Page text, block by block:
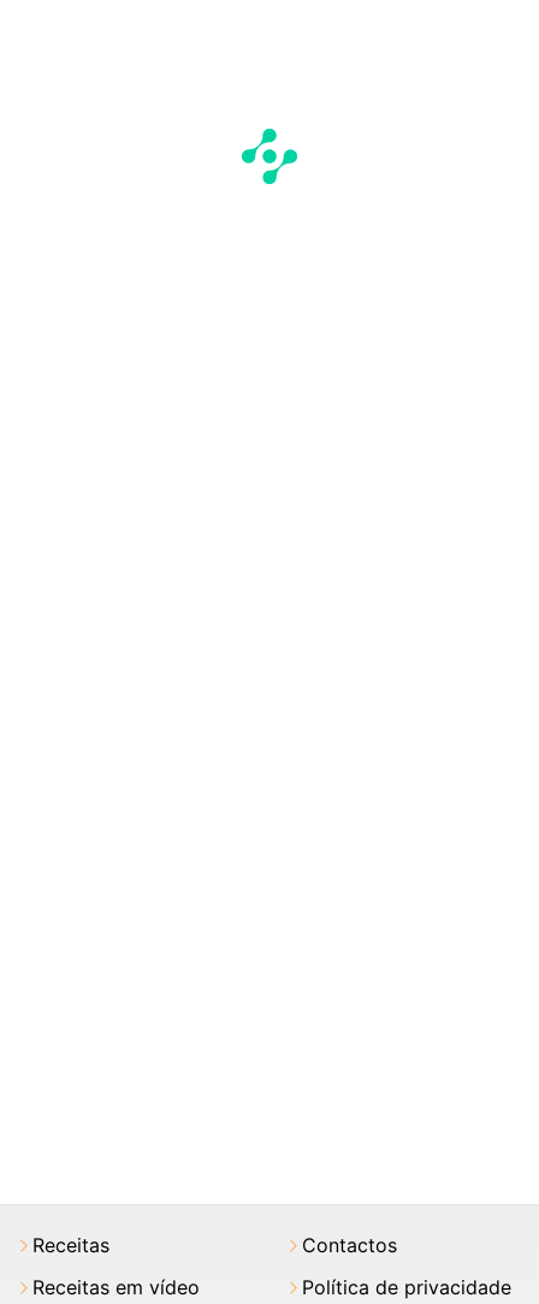
Receitas
Receitas em vídeo
Contactos
Política de privacidade